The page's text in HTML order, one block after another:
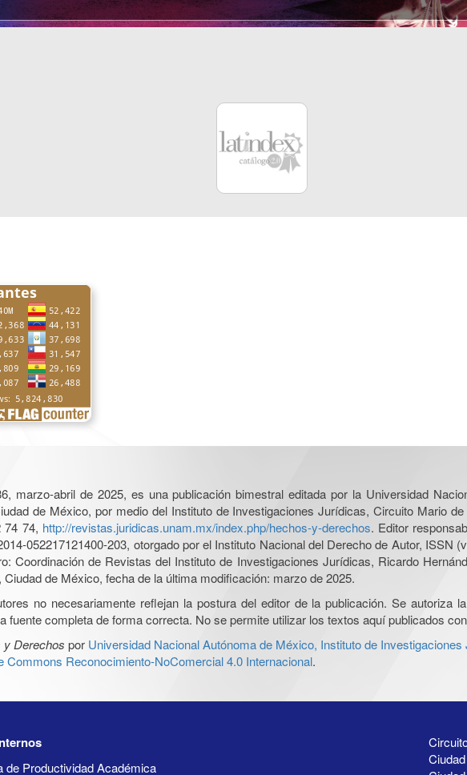
marzo-abril de 2025, es una publicación bimestral editada por la Universidad
de México, por medio del Instituto de Investigaciones Jurídicas, Circuito Mario
74 74, http://revistas.juridicas.unam.mx/index.php/hechos-y-derechos. Editor
052217121400-203, otorgado por el Instituto Nacional del Derecho de Autor, ISSN
Coordinación de Revistas del Instituto de Investigaciones Jurídicas, Ricardo
de México, fecha de la última modificación: marzo de 2025.
no necesariamente reflejan la postura del editor de la publicación. Se autoriza
fuente completa de forma correcta. No se permite utilizar los textos aquí publicados
y Derechos por Universidad Nacional Autónoma de México, Instituto de Investigaciones
Commons Reconocimiento-NoComercial 4.0 Internacional.
de Productividad Académica